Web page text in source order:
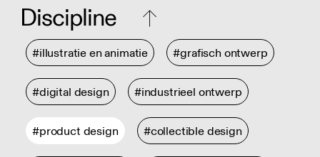
Discipline
#illustratie en animatie #grafisch ontwerp
#digital design #industrieel ontwerp
#product design #collectible design